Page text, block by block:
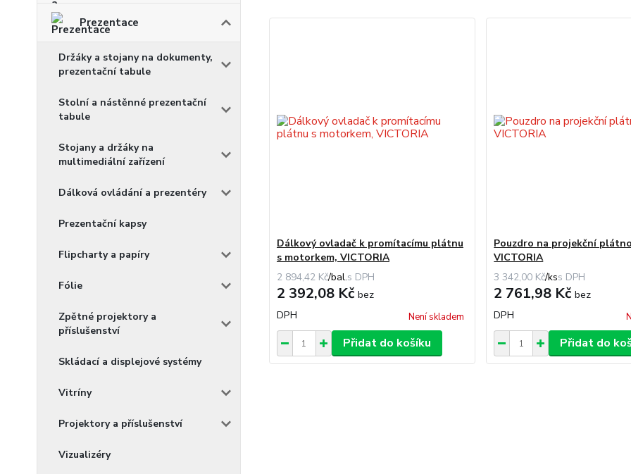
Prezentace
Držáky a stojany na dokumenty,
prezentační tabule
Stolní a nástěnné prezentační
tabule
Stojany a držáky na
multimediální zařízení
Dálková ovládání a prezentéry
Prezentační kapsy
Flipcharty a papíry
Fólie
Zpětné projektory a
příslušenství
Skládací a displejové systémy
Vitríny
Projektory a příslušenství
Vizualizéry
Dálkový ovladač k promítacímu plátnu
s motorkem, VICTORIA
2 894,42 Kč/bal.
2 392,08 Kč bez
DPH
Není skladem
Přidat do košíku
Pouzdro na projekční
VICTORIA
3 342,00 Kč/ks
2 761,98 Kčbez
DPH
Přidat do